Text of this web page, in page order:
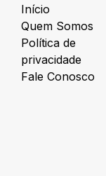
Início
Quem Somos
Política de
privacidade
Fale Conosco